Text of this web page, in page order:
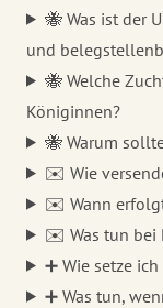
🐝 Was ist der
und
🐝 Welche
Königinnen?
🐝 Warum
✉️ Wie
✉️ Wann
✉️ Was tun bei
➕ Wie setze
➕ Was tun,